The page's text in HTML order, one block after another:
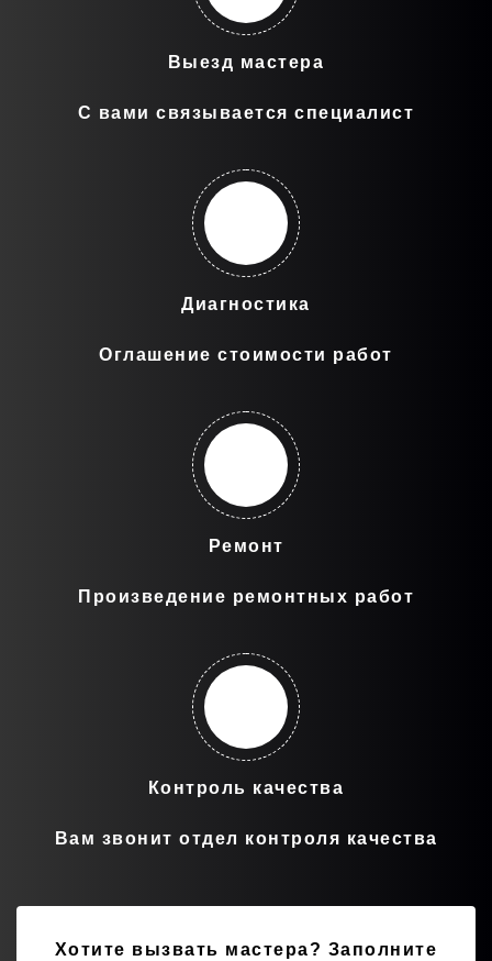
Выезд мастера
С вами связывается специалист
Диагностика
Оглашение стоимости работ
Ремонт
Произведение ремонтных работ
Контроль качества
Вам звонит отдел контроля качества
Хотите вызвать мастера? Заполните